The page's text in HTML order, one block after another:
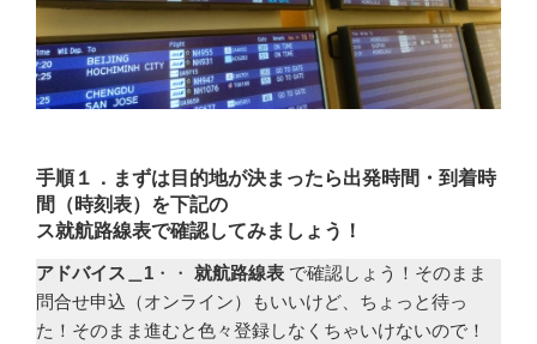
手順１．まずは目的地が決まったら出発時間・到着時
間（時刻表）を下記の
ス就航路線表で確認してみましょう！
アドバイス＿1 ・・ 就航路線表 で確認しょう！そのまま
問合せ申込（オンライン）もいいけど、ちょっと待っ
た！そのまま進むと色々登録しなくちゃいけないので！